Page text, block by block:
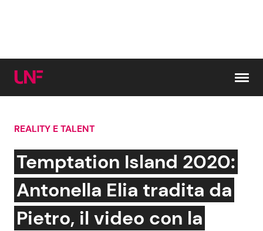
Cerca:
News e Cronaca
Attualità Italiana
Gossip e TV
Bellezze VIP
REALITY E TALENT
Temptation Island 2020:
Antonella Elia tradita da
Pietro, il video con la